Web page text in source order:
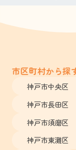
市区町村から探
神戸市中央区
神戸市長田区
神戸市須磨区
神戸市東灘区